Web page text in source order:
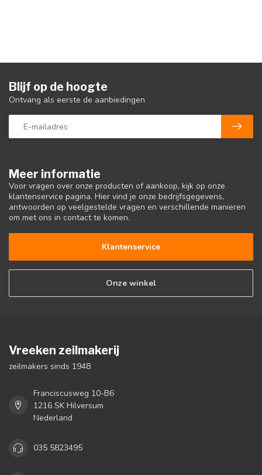
Meer informatie
Voor vragen over onze producten of aankoop, kijk op onze
klantenservice pagina. Hier vind je onze bedrijfsgegevens,
antwoorden op veelgestelde vragen en verschillende manieren
om met ons in contact te komen.
Klantenservice
Onze winkel
Blijf op de hoogte
Ontvang als eerste de aanbiedingen
Vreeken zeilmakerij
zeilmakers sinds 1948
Franciscusweg 10-B6
1216 SK Hilversum
Nederland
035 5823495